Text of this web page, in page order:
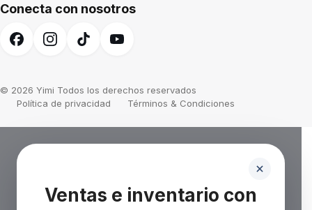
Conecta con nosotros
© 2026 Yimi Todos los derechos reservados
Política de privacidad
Términos & Condiciones
Ventas e inventario con